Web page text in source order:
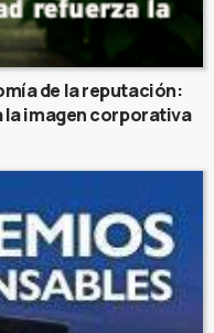
de la reputación:
imagen corporativa